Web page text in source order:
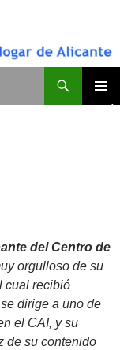
Red de Entidades para la Atención a Personas Sin Hogar de Alicante
del Centro de
orgulloso de su
cual recibió
dirige a uno de
el CAI, y su
de su contenido